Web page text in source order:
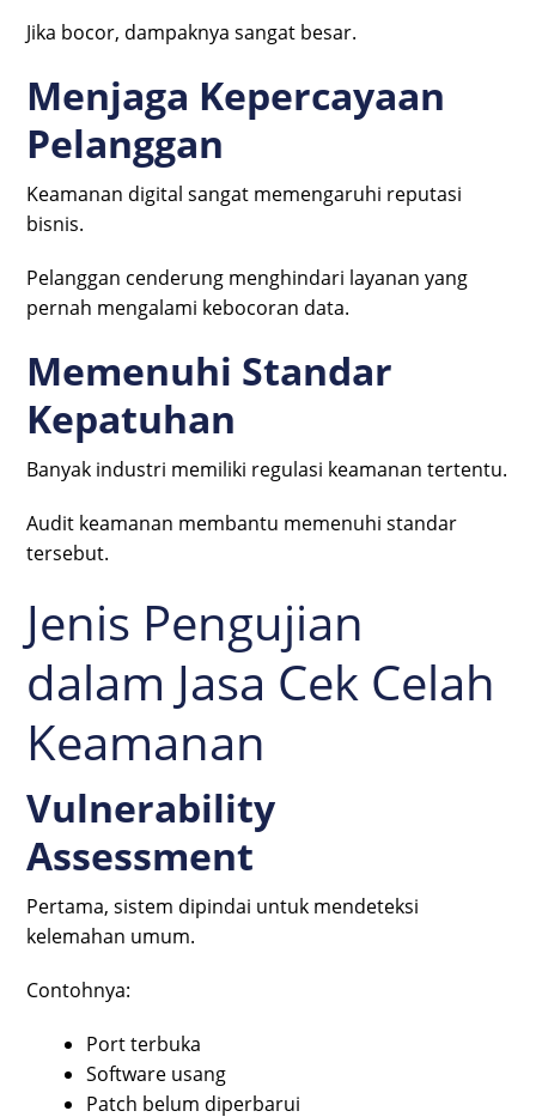
Jika bocor, dampaknya sangat besar.
Menjaga Kepercayaan
Pelanggan
Keamanan digital sangat memengaruhi reputasi
bisnis.
Pelanggan cenderung menghindari layanan yang
pernah mengalami kebocoran data.
Memenuhi Standar
Kepatuhan
Banyak industri memiliki regulasi keamanan tertentu.
Audit keamanan membantu memenuhi standar
tersebut.
Jenis Pengujian
dalam Jasa Cek Celah
Keamanan
Vulnerability
Assessment
Pertama, sistem dipindai untuk mendeteksi
kelemahan umum.
Contohnya:
Port terbuka
Software usang
Patch belum diperbarui